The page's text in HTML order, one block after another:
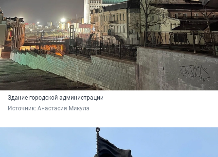
Здание городской администрации
Источник: Анастасия Микула